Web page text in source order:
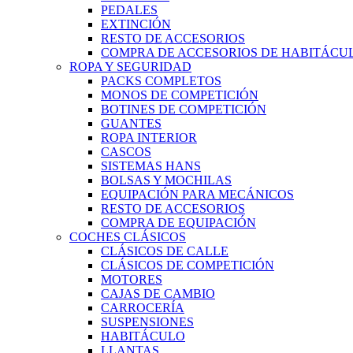
PEDALES
EXTINCIÓN
RESTO DE ACCESORIOS
COMPRA DE ACCESORIOS DE
ROPA Y SEGURIDAD
PACKS COMPLETOS
MONOS DE COMPETICIÓN
BOTINES DE COMPETICIÓN
GUANTES
ROPA INTERIOR
CASCOS
SISTEMAS HANS
BOLSAS Y MOCHILAS
EQUIPACIÓN PARA MECÁNICOS
RESTO DE ACCESORIOS
COMPRA DE EQUIPACIÓN
COCHES CLÁSICOS
CLÁSICOS DE CALLE
CLÁSICOS DE COMPETICIÓN
MOTORES
CAJAS DE CAMBIO
CARROCERÍA
SUSPENSIONES
HABITÁCULO
LLANTAS